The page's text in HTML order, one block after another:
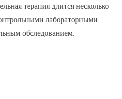
терапия длится несколько
лабораторными
обследованием.